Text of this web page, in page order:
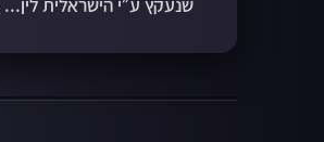
שנעקץ ע״י הישראלית לין...